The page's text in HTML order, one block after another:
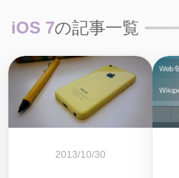
ガイド ニュース オーディオ
iOS 7の記事一覧
2013/10/30